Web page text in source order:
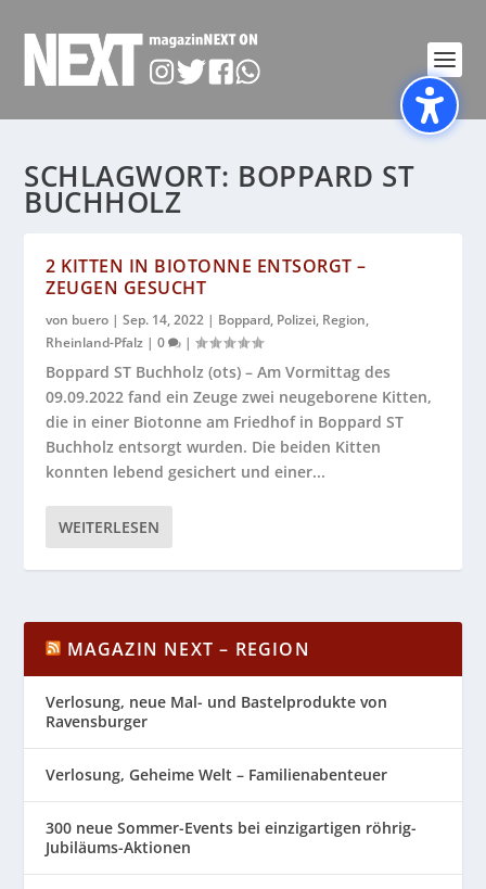
SCHLAGWORT: BOPPARD ST
BUCHHOLZ
2 KITTEN IN BIOTONNE ENTSORGT –
ZEUGEN GESUCHT
von buero |Sep. 14, 2022 | Boppard, Polizei, Region,
Rheinland-Pfalz |0 |
Boppard ST Buchholz (ots) – Am Vormittag des
09.09.2022 fand ein Zeuge zwei neugeborene Kitten,
die in einer Biotonne am Friedhof in Boppard ST
Buchholz entsorgt wurden. Die beiden Kitten
konnten lebend gesichert und einer...
WEITERLESEN
MAGAZIN NEXT – REGION
Verlosung, neue Mal- und Bastelprodukte von
Ravensburger
Verlosung, Geheime Welt – Familienabenteuer
300 neue Sommer-Events bei einzigartigen röhrig-
Jubiläums-Aktionen